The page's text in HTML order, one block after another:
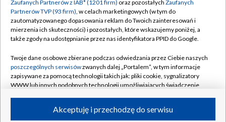
Centrum informacji TVP
Naziemna Telewizja Cyfrowa
Rada Programowa
System NOS
Informacje o nadawcy
Program dla prasy
Polityka prywatności
Moje zgody
Pomoc
Kontakt
Kanały
Zaufanych Partnerów z IAB* (1201 firm) oraz pozostałych Zaufanych
Partnerów TVP (93 firm), w celach marketingowych (w tym do
zautomatyzowanego dopasowania reklam do Twoich zainteresowań i
mierzenia ich skuteczności) i pozostałych, które wskazujemy poniżej, a
także zgody na udostępnianie przez nas identyfikatora PPID do Google.
Twoje dane osobowe zbierane podczas odwiedzania przez Ciebie naszych
poszczególnych serwisówzwanych dalej „Portalem”, w tym informacje
zapisywane za pomocą technologii takich jak: pliki cookie, sygnalizatory
WWW lub innych podobnych technologii umożliwiających świadczenie
ruchu w Internecie.Akceptuję i przechodzę do serwisu